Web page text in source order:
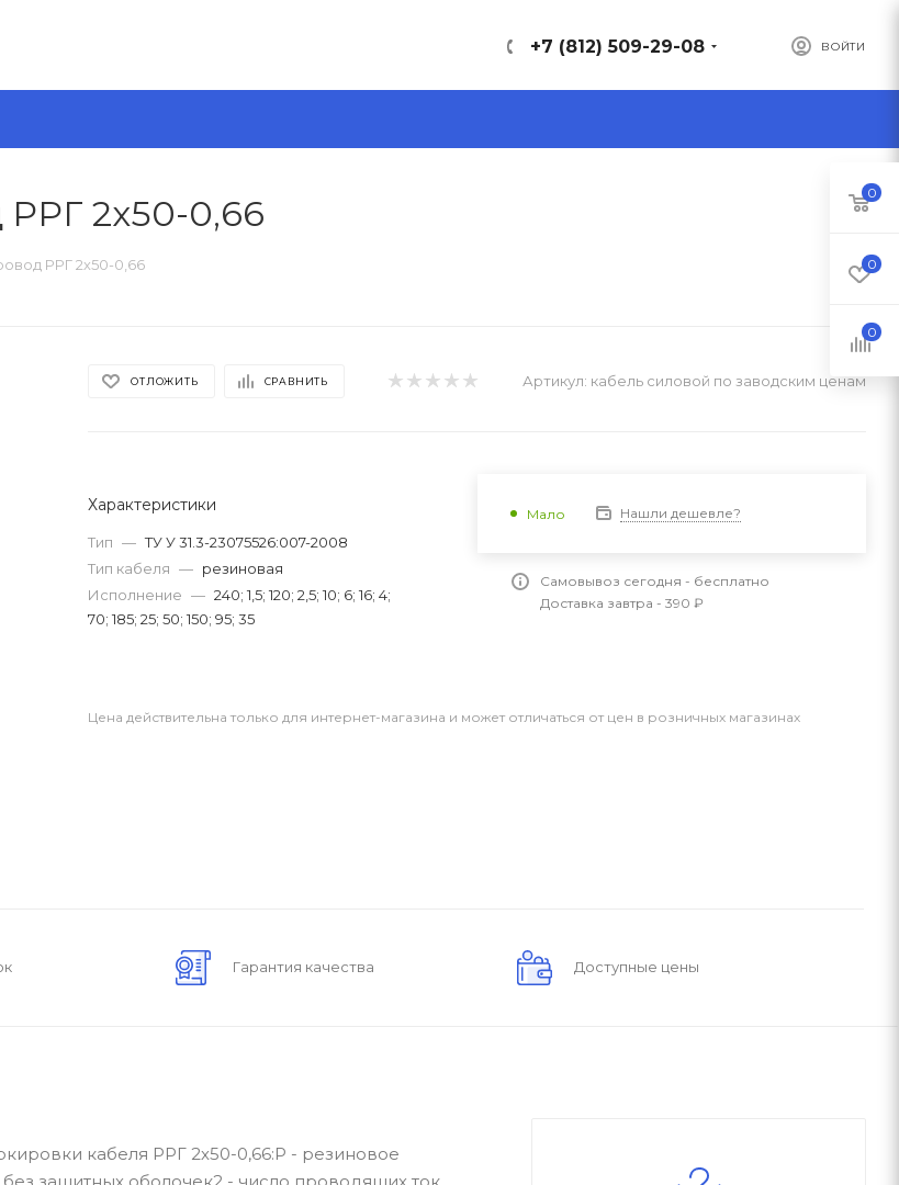
ВОЙТИ
+7 (812) 509-29-08
2х50-0,66
РРГ 2х50-0,66
ОТЛОЖИТЬ СРАВНИТЬ Артикул: кабель силовой по заводским ценам
Характеристики
Тип — ТУ У 31.3-23075526:007-2008
Тип кабеля — резиновая
Исполнение — 240; 1,5; 120; 2,5; 10; 6; 16; 4;
70; 185; 25; 50; 150; 95; 35
Мало Нашли дешевле?
Самовывоз сегодня - бесплатно
Доставка завтра - 390 ₽
Цена действительна только для интернет-магазина и может отличаться от цен в розничных магазинах
Гарантия качества Доступные цены
кабеля РРГ 2х50-0,66:Р - резиновое
0
0
0